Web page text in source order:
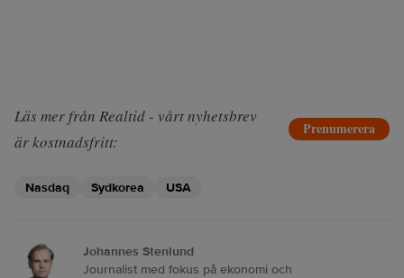
Läs mer från Realtid - vårt nyhetsbrev
är kostnadsfritt:
Prenumerera
Nasdaq Sydkorea USA
Johannes Stenlund
Journalist med fokus på ekonomi och